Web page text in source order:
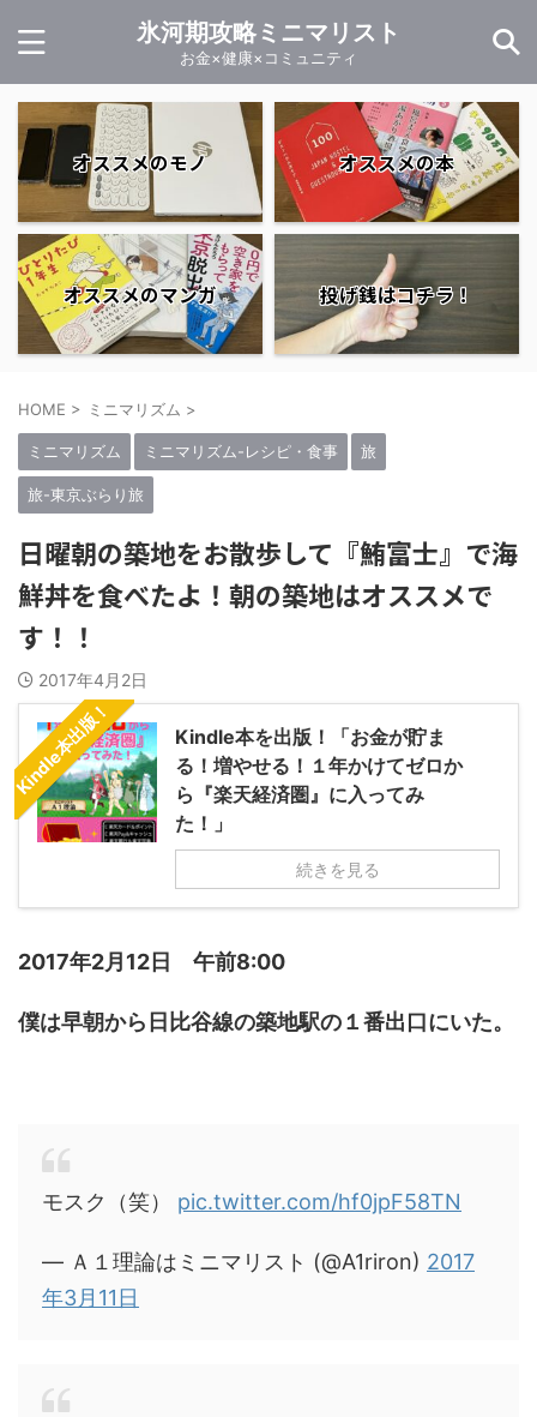
氷河期攻略ミニマリスト
お金×健康×コミュニティ
オススメのモノ オススメの本
オススメのマンガ 投げ銭はコチラ！
HOME > ミニマリズム >
ミニマリズム ミニマリズム-レシピ・食事 旅
旅-東京ぶらり旅
日曜朝の築地をお散歩して『鮪富士』で海
鮮丼を食べたよ！朝の築地はオススメで
す！！
2017年4月2日
Kindle本出版！
Kindle本を出版！「お金が貯ま
る！増やせる！１年かけてゼロか
ら『楽天経済圏』に入ってみ
た！」
続きを見る
2017年2月12日 午前8:00
僕は早朝から日比谷線の築地駅の１番出口にいた。
モスク（笑） pic.twitter.com/hf0jpF58TN
— Ａ１理論はミニマリスト (@A1riron) 2017
年3月11日